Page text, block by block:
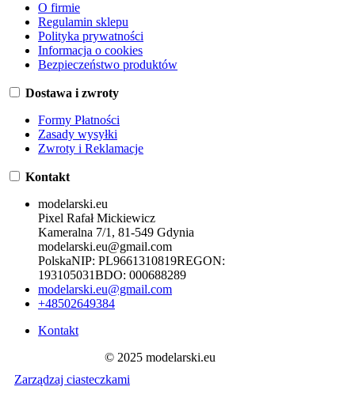
O firmie
Regulamin sklepu
Polityka prywatności
Informacja o cookies
Bezpieczeństwo produktów
Dostawa i zwroty
Formy Płatności
Zasady wysyłki
Zwroty i Reklamacje
Kontakt
modelarski.eu
Pixel Rafał Mickiewicz
Kameralna 7/1, 81-549 Gdynia
modelarski.eu@gmail.com
PolskaNIP: PL9661310819REGON:
193105031BDO: 000688289
modelarski.eu@gmail.com
+48502649384
Kontakt
© 2025 modelarski.eu
Zarządzaj ciasteczkami